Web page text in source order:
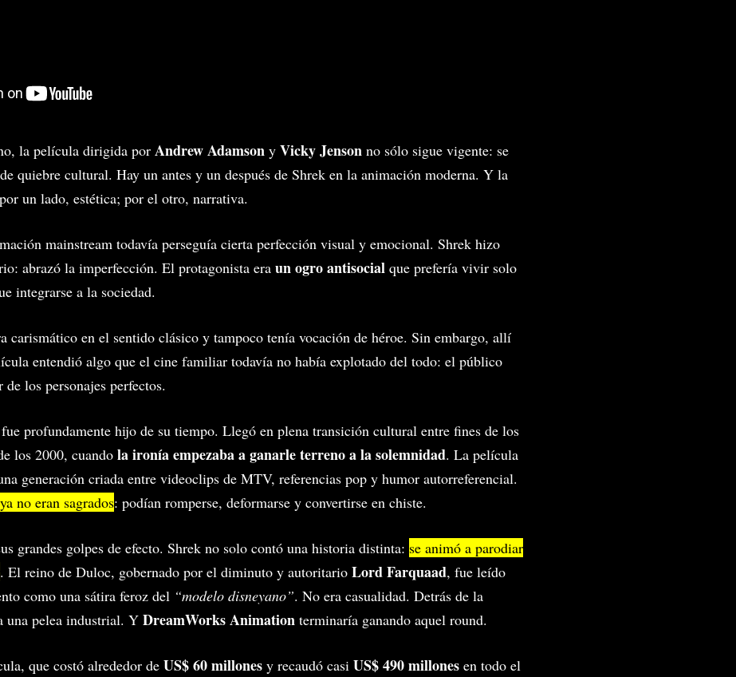
la película dirigida por Andrew Adamson y Vicky Jenson no sólo sigue vigente: se
quiebre cultural. Hay un antes y un después de Shrek en la animación moderna. Y la
un lado, estética; por el otro, narrativa.
mainstream todavía perseguía cierta perfección visual y emocional. Shrek hizo
abrazó la imperfección. El protagonista era un ogro antisocial que prefería vivir solo
integrarse a la sociedad.
carismático en el sentido clásico y tampoco tenía vocación de héroe. Sin embargo, allí
entendió algo que el cine familiar todavía no había explotado del todo: el público
de los personajes perfectos.
profundamente hijo de su tiempo. Llegó en plena transición cultural entre fines de los
los 2000, cuando la ironía empezaba a ganarle terreno a la solemnidad. La película
generación criada entre videoclips de MTV, referencias pop y humor autorreferencial.
no eran sagrados: podían romperse, deformarse y convertirse en chiste.
grandes golpes de efecto. Shrek no solo contó una historia distinta: se animó a parodiar
. El reino de Duloc, gobernado por el diminuto y autoritario Lord Farquaad, fue leído
como una sátira feroz del “modelo disneyano”. No era casualidad. Detrás de la
una pelea industrial. Y DreamWorks Animation terminaría ganando aquel round.
que costó alrededor de US$ 60 millones y recaudó casi US$ 490 millones en todo el